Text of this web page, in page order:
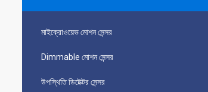
মাইক্রোওয়েভ মোশন সেন্সর
Dimmable মোশন সেন্সর
উপস্থিতি ডিটেক্টর সেন্সর